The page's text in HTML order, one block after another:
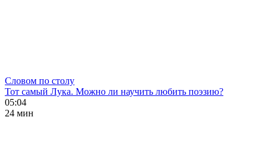
Словом по столу
Тот самый Лука. Можно ли научить любить поэзию?
05:04
24 мин